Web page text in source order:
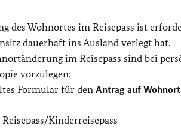
des Wohnortes im Reisepass ist
dauerhaft ins Ausland verlegt hat.
im Reisepass sind bei
vorzulegen:
Formular für den Antrag auf
Kinderreisepass